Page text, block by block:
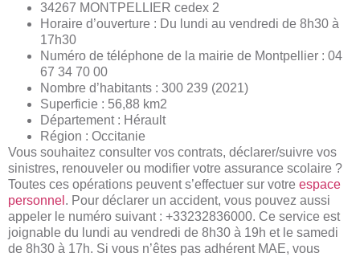
34267 MONTPELLIER cedex 2
Horaire d’ouverture : Du lundi au vendredi de 8h30 à
17h30
Numéro de téléphone de la mairie de Montpellier : 04
67 34 70 00
Nombre d’habitants : 300 239 (2021)
Superficie : 56,88 km2
Département : Hérault
Région : Occitanie
Vous souhaitez consulter vos contrats, déclarer/suivre vos
sinistres, renouveler ou modifier votre assurance scolaire ?
Toutes ces opérations peuvent s’effectuer sur votre espace
personnel . Pour déclarer un accident, vous pouvez aussi
appeler le numéro suivant : +33232836000. Ce service est
joignable du lundi au vendredi de 8h30 à 19h et le samedi
de 8h30 à 17h. Si vous n’êtes pas adhérent MAE, vous